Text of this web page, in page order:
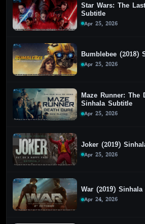
Star Wars: The
Subtitle
Apr 25, 2026
Bumblebee (2018)
Apr 25, 2026
Maze Runner: The
Sinhala Subtitle
Apr 25, 2026
Joker (2019)
Apr 25, 2026
War (2019)
Apr 24, 2026